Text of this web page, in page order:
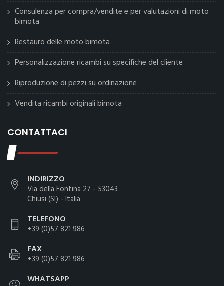
Consulenza per compra/vendite e per valutazioni di moto
bimota
Restauro delle moto bimota
Personalizzazione ricambi su specifiche del cliente
Riproduzione di pezzi su ordinazione
Vendita ricambi originali bimota
CONTATTACI
INDIRIZZO
Via della Fontina 27 - 53043
Chiusi (SI) - Italia
TELEFONO
+39 (0)57 821 986
FAX
+39 (0)57 821 986
WHATSAPP